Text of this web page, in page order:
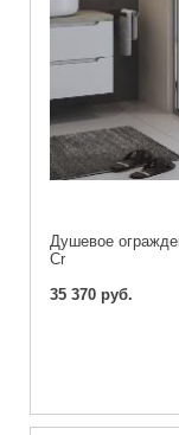
Душевое
Cr
35 370 руб.